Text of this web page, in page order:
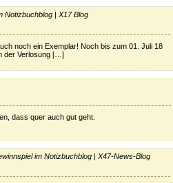
Notizbuchblog | X17 Blog
noch ein Exemplar! Noch bis zum 01. Juli 18
der Verlosung […]
dass quer auch gut geht.
im Notizbuchblog | X47-News-Blog